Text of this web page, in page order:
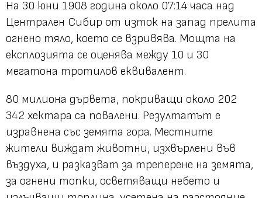
На 30 юни 1908 година около 07:14 часа над
Централен Сибир от изток на запад прелита
огнено тяло, което се взривява. Мощта на
експлозията се оценява между 10 и 30
мегатона тротилов еквивалент.
80 милиона дървета, покриващи около 202
342 хектара са повалени. Резултатът е
изравнена със земята гора. Местните
жители виждат животни, изхвърлени във
въздуха, и разказват за треперене на земята,
за огнени топки, осветяващи небето и